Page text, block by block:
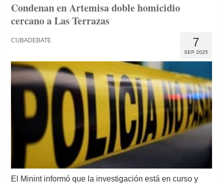
Condenan en Artemisa doble homicidio
cercano a Las Terrazas
7
SEP 2025
CUBADEBATE
El Minint informó que la investigación está en curso y